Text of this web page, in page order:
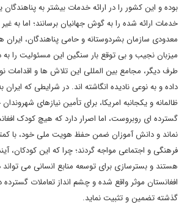
بوده و این کشور را در ارائه خدمات بیشتر به پناهندگان
خدمات ارائه شده را به گوش جهانیان برسانند؛ اما به
معدودی سازمان بشردوستانه و حامی پناهندگان، ایران
میزبان نجیب و بی توقع بار سنگین این مسئولیت را
طرف دیگر، مجامع بین المللی این تلاش ها و اقدامات
داده و به نوعی نادیده انگاشته اند. در شرایطی که
ظالمانه و یکجانبه امریکا، برای تأمین نیازهای
گسترده ای روبروست، اما اصرار دارد که هیچ کودک
نماند و دانش آموزان ضمن حفظ هویت ملی خود، با
فرهنگی و اجتماعی مواجه گردند؛ چرا که این کودکان،
هستند و بسترسازی برای توسعه منابع انسانی می تواند
افغانستان موثر واقع شده و چشم انداز تعاملات
گذشته تضمین و تثبیت نماید.